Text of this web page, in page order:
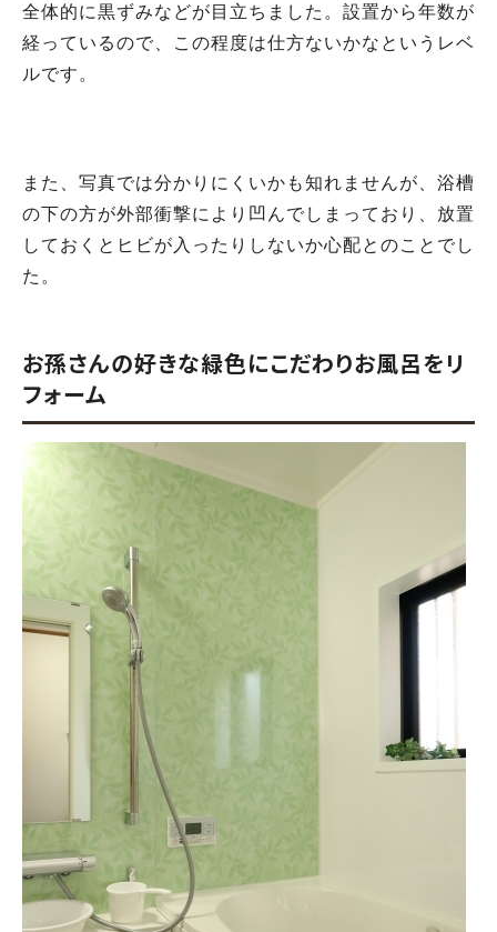
全体的に黒ずみなどが目立ちました。設置から年数が
経っているので、この程度は仕方ないかなというレベ
ルです。
また、写真では分かりにくいかも知れませんが、浴槽
の下の方が外部衝撃により凹んでしまっており、放置
しておくとヒビが入ったりしないか心配とのことでし
た。
お孫さんの好きな緑色にこだわりお風呂をリ
フォーム